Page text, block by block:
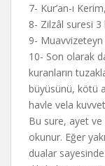
7- Kur’an-ı
8- Zilzâl suresi 3
9-
10- Son olarak
kuranların
büyüsünü, kötü
havle vela
Bu sure, ayet ve
okunur. Eğer
dualar